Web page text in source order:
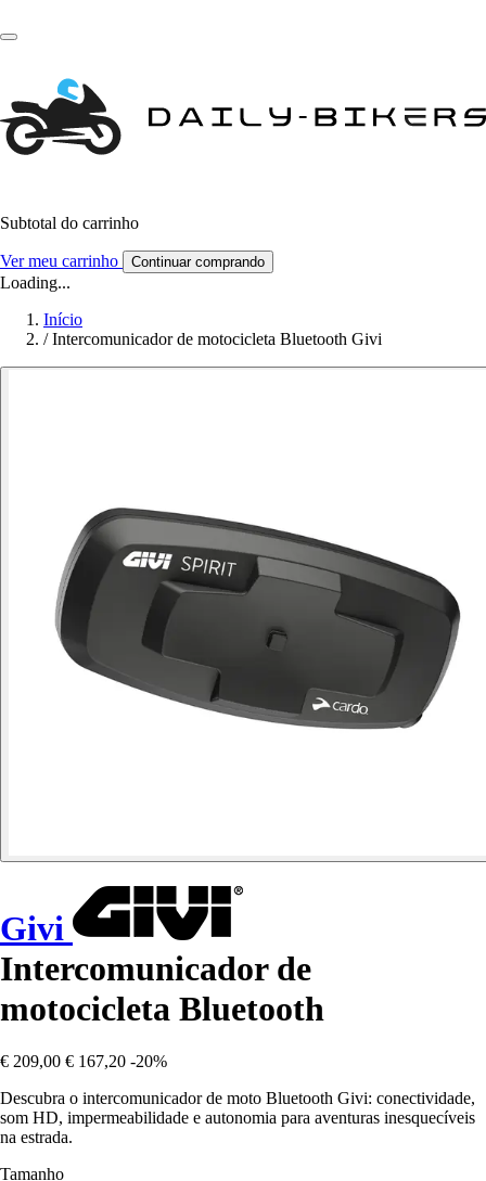
Subtotal do carrinho
Ver meu carrinho Continuar comprando
Loading...
Início
/ Intercomunicador de motocicleta Bluetooth Givi
Givi
Intercomunicador de
motocicleta Bluetooth
€ 209,00 € 167,20 -20%
Descubra o intercomunicador de moto Bluetooth Givi: conectividade,
som HD, impermeabilidade e autonomia para aventuras inesquecíveis
na estrada.
Tamanho